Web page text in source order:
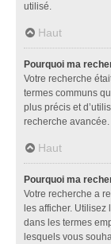
utilisé.
Haut
Pourquoi ma
Votre recherche
termes communs
plus précis et
recherche avancée.
Haut
Pourquoi ma
Votre recherche a
les afficher.
dans les termes
lesquels vous